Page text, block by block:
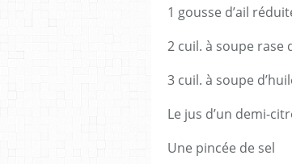
1 gousse d’ail
2 cuil. à soupe rase
3 cuil. à soupe
Le jus d’un demi-
Une pincée de sel